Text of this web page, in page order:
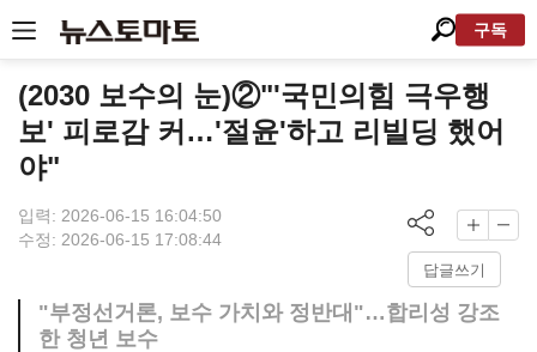
구독
(2030 보수의 눈)②"'국민의힘 극우행
보' 피로감 커…'절윤'하고 리빌딩 했어
야"
입력: 2026-06-15 16:04:50
수정: 2026-06-15 17:08:44
답글쓰기
"부정선거론, 보수 가치와 정반대"…합리성 강조
한 청년 보수